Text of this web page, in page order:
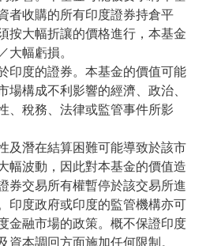
者收購的所有印度證券持倉平
按大幅折讓的價格進行，本基金
幅虧損。
印度的證券。本基金的價值可能
場構成不利影響的經濟、政治、
、稅務、法律或監管事件所影
及潛在結算困難可能導致於該市
幅波動，因此對本基金的價值造
券交易所有權暫停於該交易所進
印度政府或印度的監管機構亦可
金融市場的政策。概不保證印度